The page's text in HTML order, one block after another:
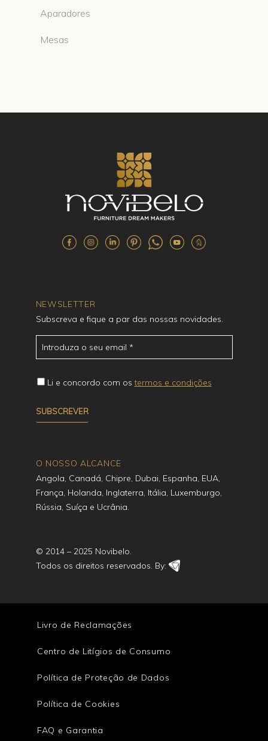
Aparadores
Mesas
NEWSLETTER
Subscreva e fique a par das nossas novidades.
Li e concordo com ostermos e condições
O NOSSO ALCANCE
Angola, Canadá, Chipre, Dubai, Espanha, EUA,
França, Holanda, Inglaterra, Itália, Luxemburgo,
Rússia, Suíça e Ucrânia.
© 2014 – 2025 Novibelo.
Todos os direitos reservados. By:
Livro de Reclamações
Centro de Litígios de Consumo
Política de Proteção de Dados
Política de Cookies
FAQ e Garantia